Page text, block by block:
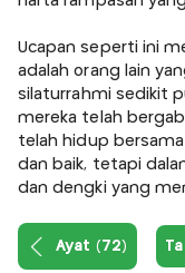
Ucapan seperti ini
adalah orang lain
silaturrahmi sedikit
mereka telah
telah hidup
dan baik, tetapi
dan dengki yang
Ayat (72)